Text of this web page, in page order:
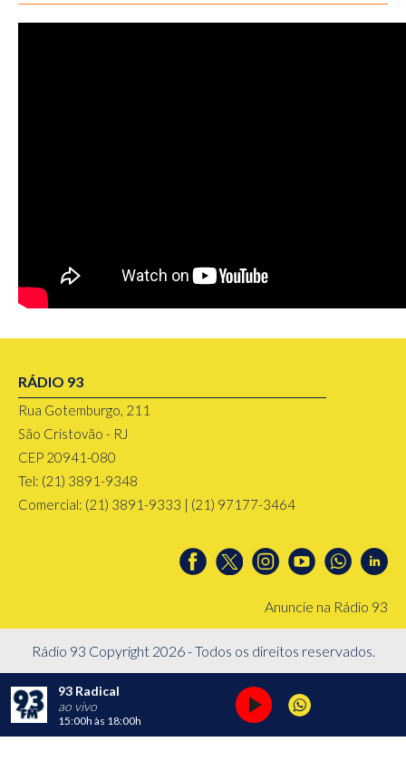
RÁDIO 93
Rua Gotemburgo, 211
São Cristovão - RJ
CEP 20941-080
Tel: (21) 3891-9348
Comercial: (21) 3891-9333 | (21) 97177-3464
Anuncie na Rádio 93
Rádio 93 Copyright 2026 - Todos os direitos reservados.
93 Radical
ao vivo
15:00h às 18:00h